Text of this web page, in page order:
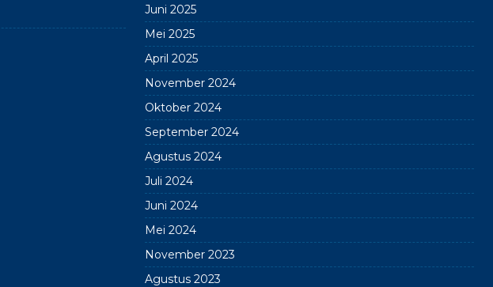
Juni 2025
Mei 2025
April 2025
November 2024
Oktober 2024
September 2024
Agustus 2024
Juli 2024
Juni 2024
Mei 2024
November 2023
Agustus 2023